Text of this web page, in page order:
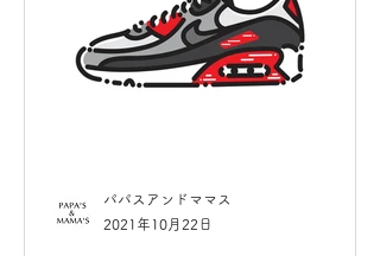
「MATINA（マティナ）」の...
パパスアンドママス
2021年10月22日